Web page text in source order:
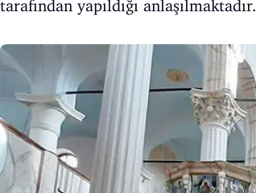
tarafından yapıldığı anlaşılmaktadır.